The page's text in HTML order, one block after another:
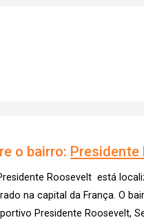
o bairro: Presidente
Roosevelt está
na capital da França. O
Presidente Roosevelt,